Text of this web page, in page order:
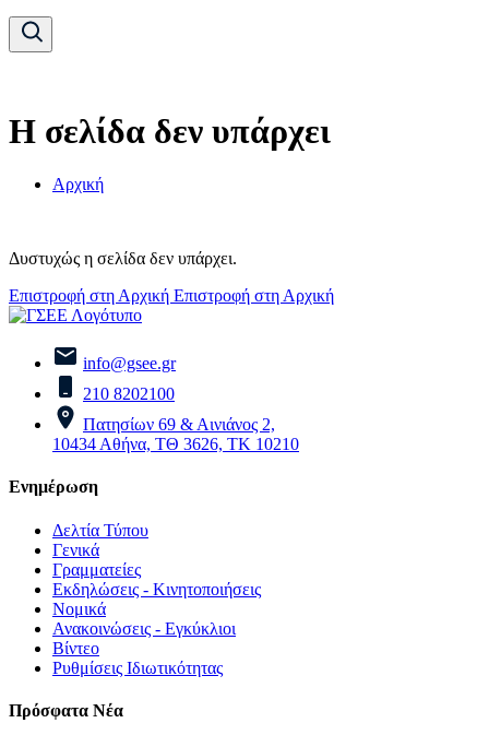
Η σελίδα δεν υπάρχει
Αρχική
Δυστυχώς η σελίδα δεν υπάρχει.
Επιστροφή στη Αρχική Επιστροφή στη Αρχική
info@gsee.gr
210 8202100
Πατησίων 69 & Αινιάνος 2,
10434 Αθήνα, ΤΘ 3626, ΤΚ 10210
Ενημέρωση
Δελτία Τύπου
Γενικά
Γραμματείες
Εκδηλώσεις - Κινητοποιήσεις
Νομικά
Ανακοινώσεις - Εγκύκλιοι
Βίντεο
Ρυθμίσεις Ιδιωτικότητας
Πρόσφατα Νέα